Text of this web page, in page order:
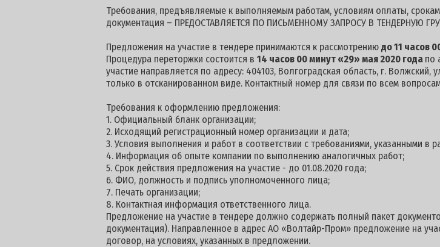
Требования, предъявляемые к выполняемым работам, условиям оплаты,
документация – ПРЕДОСТАВЛЯЕТСЯ ПО ПИСЬМЕННОМУ ЗАПРОСУ В ТЕНДЕРНУЮ
Предложения на участие в тендере принимаются к рассмотрению до 11 часов
Процедура переторжки состоится в 14 часов 00 минут «29» мая 2020 года по
участие направляется по адресу: 404103, Волгоградская область, г. Волжский,
только в отсканированном виде. Контактный номер для связи по всем
Требования к оформлению предложения:
1. Официальный бланк организации;
2. Исходящий регистрационный номер организации и дата;
3. Условия выполнения и работ в соответствии с требованиями, указанными в
4. Информация об опыте компании по выполнению аналогичных работ;
5. Срок действия предложения на участие - до 01.08.2020 года;
6. ФИО, должность и подпись уполномоченного лица;
7. Печать организации;
8. Контактная информация ответственного лица.
Предложение на участие в тендере должно содержать полный пакет
документация). Направленное в адрес АО «Волтайр-Пром» предложение на
договор, на условиях, указанных в предложении.